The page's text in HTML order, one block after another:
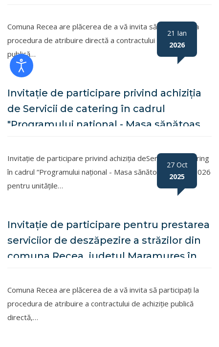
Comuna Recea are plăcerea de a vă invita să participați la
procedura de atribuire directă a contractului de achiziție
publică…
Invitație de participare privind achiziția
de Servicii de catering în cadrul
"Programului național - Masa sănătoasă
21 Ian
2026
Invitație de participare privind achiziția deServicii de catering
în cadrul “Programului național - Masa sănătoasă în anul 2026
pentru unitățile…
Invitaţie de participare pentru prestarea
serviciior de deszăpezire a străzilor din
comuna Recea, judeţul Maramureş în
27 Oct
2025
Comuna Recea are plăcerea de a vă invita să participați la
procedura de atribuire a contractului de achiziție publică
directă,…